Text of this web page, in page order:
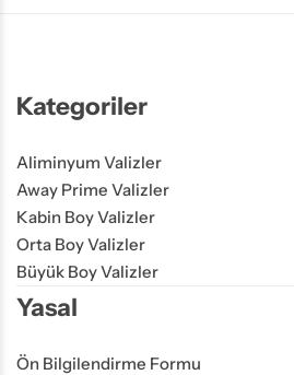
Kategoriler
Aliminyum Valizler
Away Prime Valizler
Kabin Boy Valizler
Orta Boy Valizler
Büyük Boy Valizler
Yasal
Ön Bilgilendirme Formu